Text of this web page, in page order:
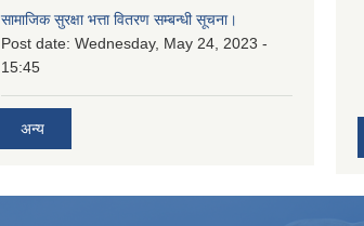
सामाजिक सुरक्षा भत्ता वितरण सम्बन्धी सूचना।
Post date: Wednesday, May 24, 2023 -
15:45
अन्य